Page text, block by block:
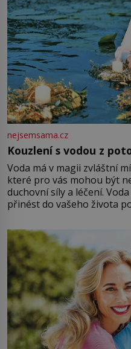
nejsemsama.cz
Kouzlení s vodou z
Voda má v magii zvláštní
které pro vás mohou být
duchovní síly a léčení.
přinést do vašeho života
můžete obohatit své
větší harmonii a klid. Je